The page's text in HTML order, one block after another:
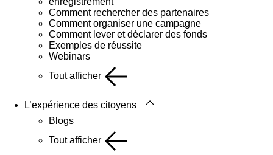
Comment rechercher des partenaires
Comment organiser une campagne
Comment lever et déclarer des fonds
Exemples de réussite
Webinars
Tout afficher
L’expérience des citoyens
Blogs
Tout afficher